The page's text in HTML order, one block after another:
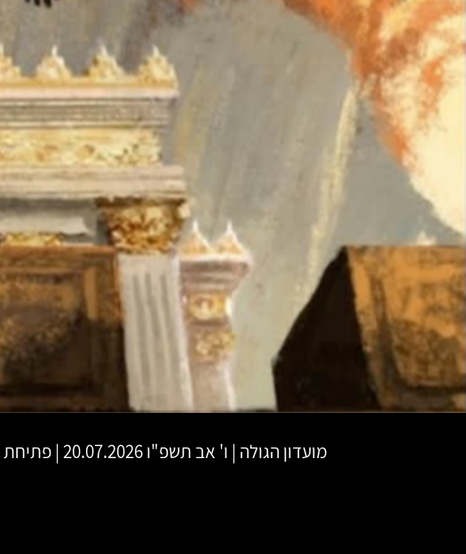
מועדון הגולה | ו' אב תשפ"ו20.07.2026 | פתיחת שערים 19:30 | שעת התחלה 20:00